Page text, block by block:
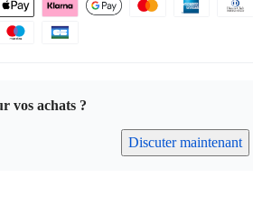
vos achats ?
Discuter maintenant